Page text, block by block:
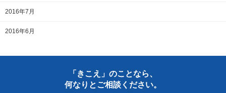
2016年7月
2016年6月
「きこえ」のことなら、
何なりとご相談ください。